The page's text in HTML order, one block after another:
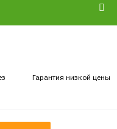
Гарантия низкой цены